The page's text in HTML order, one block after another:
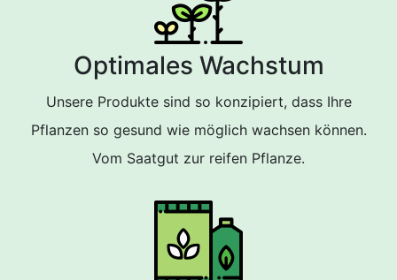
Optimales Wachstum
Unsere Produkte sind so konzipiert, dass Ihre
Pflanzen so gesund wie möglich wachsen können.
Vom Saatgut zur reifen Pflanze.